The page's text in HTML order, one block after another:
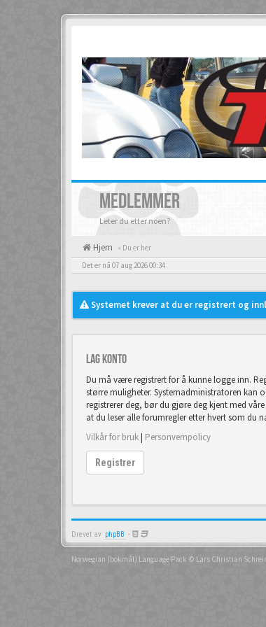
MEDLEMMER
Leter du etter noen?
Hjem « Du er her
Det er nå 07 aug 2026 00:34
Systemet krever at du er registrert og
Lag konto
Du må være registrert for å kunne logge inn.
større muligheter. Systemadministratoren kan
registrerer deg, bør du gjøre deg kjent med
at du leser alle forumregler etter hvert som du
Vilkår for bruk| Personvernpolicy
Registrer
Drevet av phpBB -
Norwegian (bokmål) Language Pack © Lars Christian